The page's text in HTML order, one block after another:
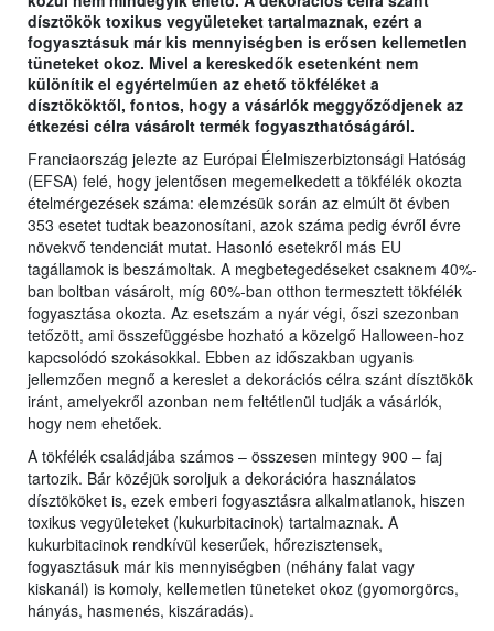
dísztökök toxikus vegyületeket tartalmaznak, ezért a
fogyasztásuk már kis mennyiségben is erősen kellemetlen
tüneteket okoz. Mivel a kereskedők esetenként nem
különítik el egyértelműen az ehető tökféléket a
dísztököktől, fontos, hogy a vásárlók meggyőződjenek az
étkezési célra vásárolt termék fogyaszthatóságáról.
Franciaország jelezte az Európai Élelmiszerbiztonsági Hatóság
(EFSA) felé, hogy jelentősen megemelkedett a tökfélék okozta
ételmérgezések száma: elemzésük során az elmúlt öt évben
353 esetet tudtak beazonosítani, azok száma pedig évről évre
növekvő tendenciát mutat. Hasonló esetekről más EU
tagállamok is beszámoltak. A megbetegedéseket csaknem 40%-
ban boltban vásárolt, míg 60%-ban otthon termesztett tökfélék
fogyasztása okozta. Az esetszám a nyár végi, őszi szezonban
tetőzött, ami összefüggésbe hozható a közelgő Halloween-hoz
kapcsolódó szokásokkal. Ebben az időszakban ugyanis
jellemzően megnő a kereslet a dekorációs célra szánt dísztökök
iránt, amelyekről azonban nem feltétlenül tudják a vásárlók,
hogy nem ehetőek.
A tökfélék családjába számos – összesen mintegy 900 – faj
tartozik. Bár közéjük soroljuk a dekorációra használatos
dísztököket is, ezek emberi fogyasztásra alkalmatlanok, hiszen
toxikus vegyületeket (kukurbitacinok) tartalmaznak. A
kukurbitacinok rendkívül keserűek, hőrezisztensek,
fogyasztásuk már kis mennyiségben (néhány falat vagy
kiskanál) is komoly, kellemetlen tüneteket okoz (gyomorgörcs,
hányás, hasmenés, kiszáradás).